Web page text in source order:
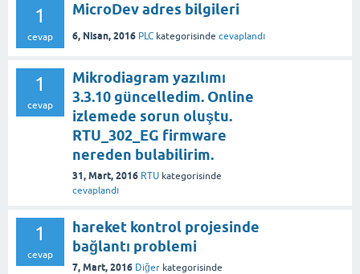
1
cevap
MicroDev adres bilgileri
6, Nisan, 2016 PLC kategorisinde cevaplandı
1
cevap
Mikrodiagram yazılımı
3.3.10 güncelledim. Online
izlemede sorun oluştu.
RTU_302_EG firmware
nereden bulabilirim.
31, Mart, 2016 RTU kategorisinde
cevaplandı
1
cevap
hareket kontrol projesinde
bağlantı problemi
7, Mart, 2016 Diğer kategorisinde